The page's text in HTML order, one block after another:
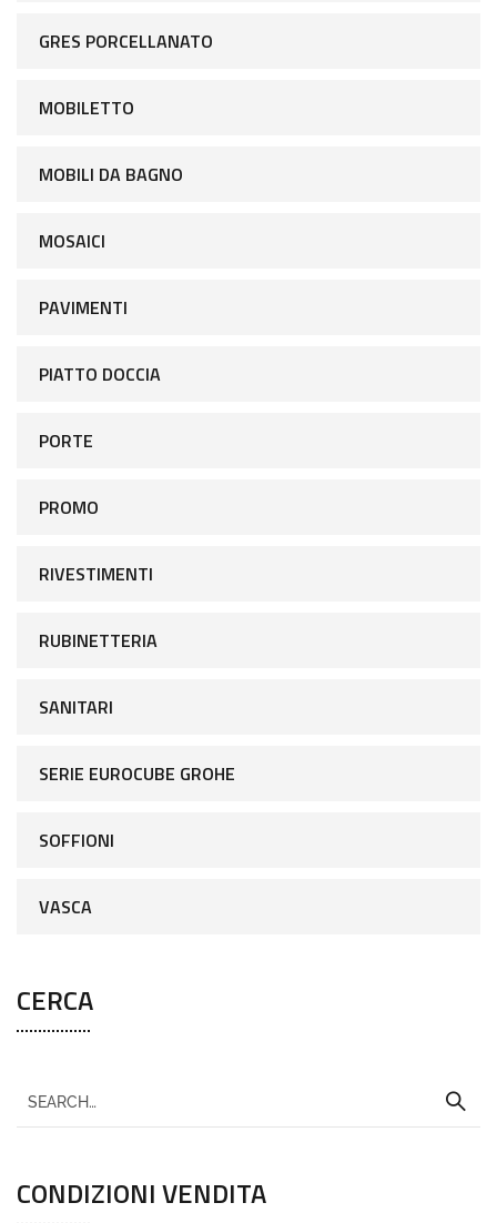
GRES PORCELLANATO
MOBILETTO
MOBILI DA BAGNO
MOSAICI
PAVIMENTI
PIATTO DOCCIA
PORTE
PROMO
RIVESTIMENTI
RUBINETTERIA
SANITARI
SERIE EUROCUBE GROHE
SOFFIONI
VASCA
CERCA
CONDIZIONI VENDITA